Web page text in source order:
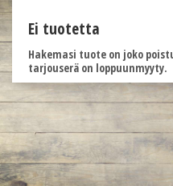
Ei tuotetta
Hakemasi tuote on joko
tarjouserä on loppuunmyyty.